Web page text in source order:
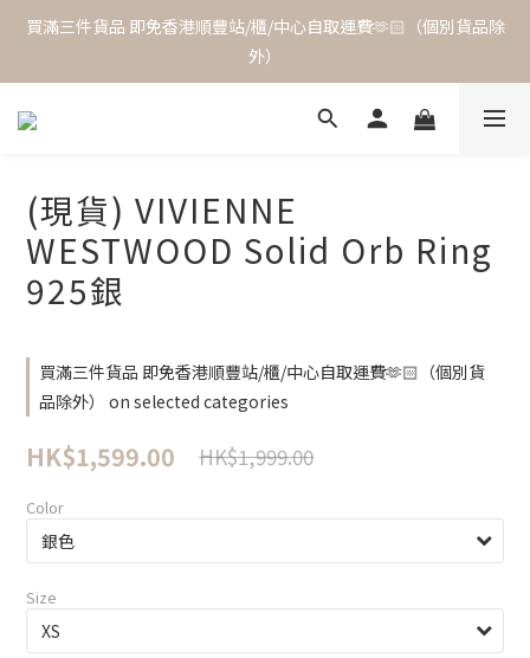
買滿三件貨品 即免香港順豐站/櫃/中心自取運費🫶🏻（個別貨品除
外）
(現貨) VIVIENNE
WESTWOOD Solid Orb Ring
925銀
買滿三件貨品 即免香港順豐站/櫃/中心自取運費🫶🏻（個別貨
品除外） on selected categories
HK$1,599.00 HK$1,999.00
Color
Size